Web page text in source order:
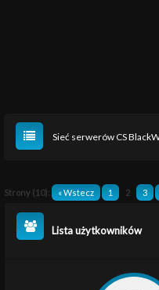
Sieć serwerów CS
Strony (10): « Wstecz 1 2 3
Lista użytkowników